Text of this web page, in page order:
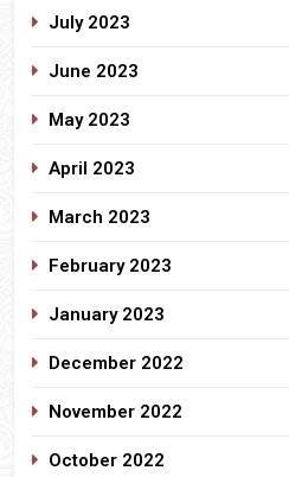
July 2023
June 2023
May 2023
April 2023
March 2023
February 2023
January 2023
December 2022
November 2022
October 2022